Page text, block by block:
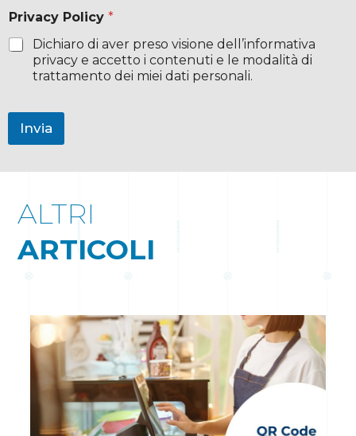
Privacy Policy *
Dichiaro di aver preso visione dell’informativa
privacy e accetto i contenuti e le modalità di
trattamento dei miei dati personali.
Invia
ALTRI
ARTICOLI